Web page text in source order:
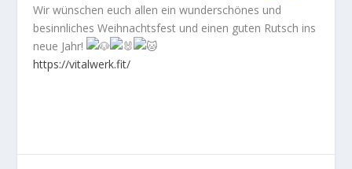
Wir wünschen euch allen ein wunderschönes und
besinnliches Weihnachtsfest und einen guten Rutsch ins
neue Jahr!
https://vitalwerk.fit/